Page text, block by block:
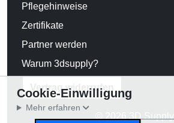
Pflegehinweise
Zertifikate
Partner werden
Warum 3dsupply?
Vertrag widerrufen
© 2026 3D Supply
Cookie-Einwilligung
Mehr erfahren